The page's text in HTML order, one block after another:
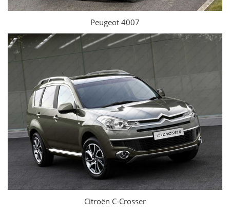
Peugeot 4007
Citroёn C-Crosser